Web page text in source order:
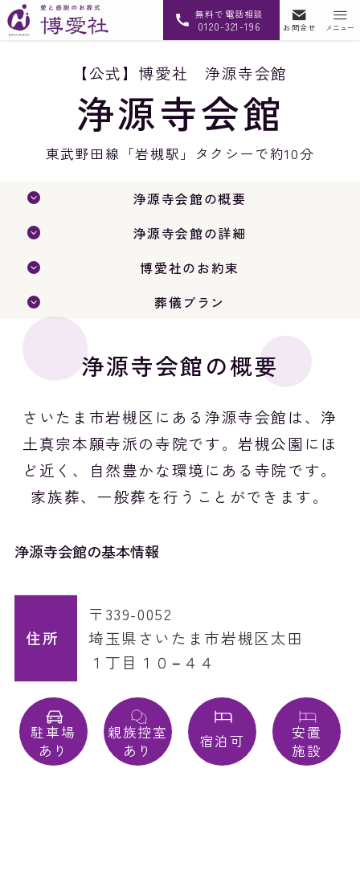
無料で電話相談
0120-321-196 お問合せ メニュー
【公式】博愛社 浄源寺会館
浄源寺会館
東武野田線「岩槻駅」タクシーで約10分
浄源寺会館の概要
浄源寺会館の詳細
博愛社のお約束
葬儀プラン
浄源寺会館の概要
さいたま市岩槻区にある浄源寺会館は、浄
土真宗本願寺派の寺院です。岩槻公園にほ
ど近く、自然豊かな環境にある寺院です。
家族葬、一般葬を行うことができます。
浄源寺会館の基本情報
住所
〒339-0052
埼玉県さいたま市岩槻区太田
１丁目１０−４４
駐車場
あり
親族控室
あり
宿泊可
安置
施設